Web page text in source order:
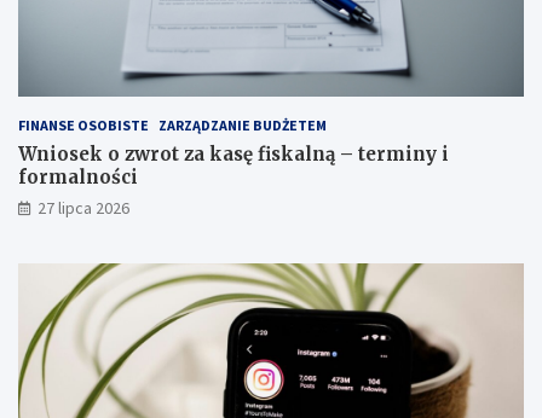
FINANSE OSOBISTE ZARZĄDZANIE BUDŻETEM
Wniosek o zwrot za kasę fiskalną – terminy i
formalności
27 lipca 2026